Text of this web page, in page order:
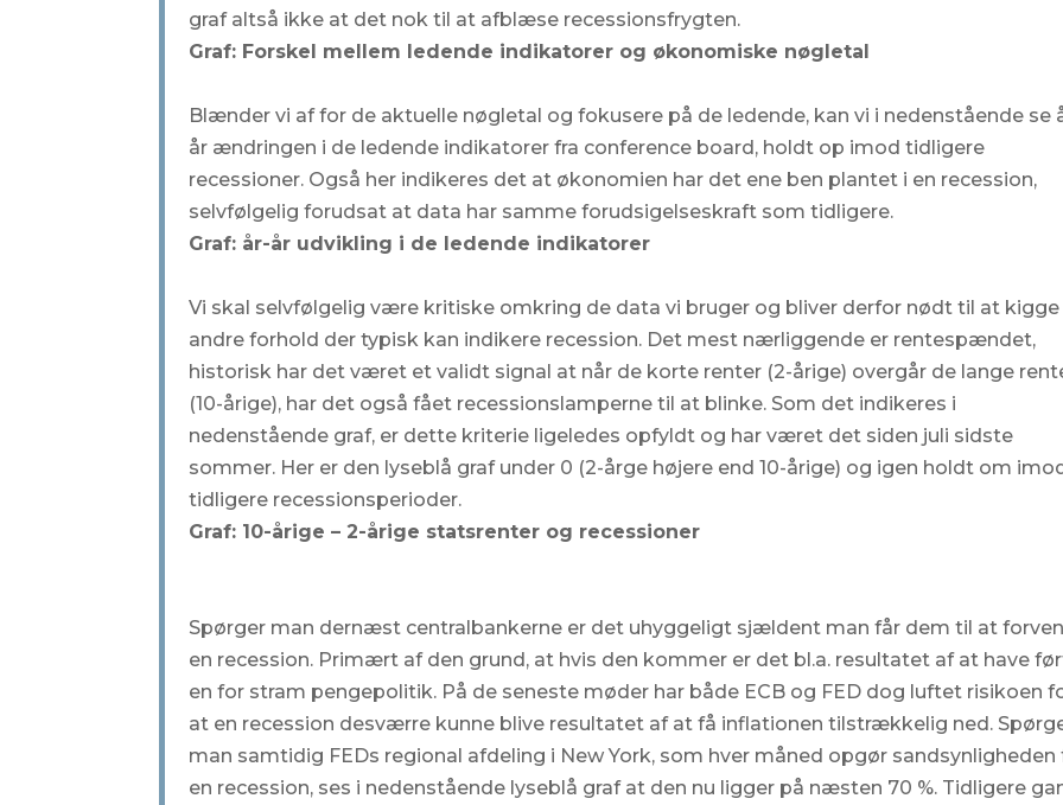
graf altså ikke at det nok til at afblæse recessionsfrygten.
Graf: Forskel mellem ledende indikatorer og økonomiske nøgletal
Blænder vi af for de aktuelle nøgletal og fokusere på de ledende, kan vi i nedenstående se
år ændringen i de ledende indikatorer fra conference board, holdt op imod tidligere
recessioner. Også her indikeres det at økonomien har det ene ben plantet i en recession,
selvfølgelig forudsat at data har samme forudsigelseskraft som tidligere.
Graf: år-år udvikling i de ledende indikatorer
Vi skal selvfølgelig være kritiske omkring de data vi bruger og bliver derfor nødt til at kigge
andre forhold der typisk kan indikere recession. Det mest nærliggende er rentespændet,
historisk har det været et validt signal at når de korte renter (2-årige) overgår de lange
(10-årige), har det også fået recessionslamperne til at blinke. Som det indikeres i
nedenstående graf, er dette kriterie ligeledes opfyldt og har været det siden juli sidste
sommer. Her er den lyseblå graf under 0 (2-årge højere end 10-årige) og igen holdt om
tidligere recessionsperioder.
Graf: 10-årige – 2-årige statsrenter og recessioner
Spørger man dernæst centralbankerne er det uhyggeligt sjældent man får dem til at
en recession. Primært af den grund, at hvis den kommer er det bl.a. resultatet af at have
en for stram pengepolitik. På de seneste møder har både ECB og FED dog luftet risikoen
at en recession desværre kunne blive resultatet af at få inflationen tilstrækkelig ned.
man samtidig FEDs regional afdeling i New York, som hver måned opgør sandsynligheden
en recession, ses i nedenstående lyseblå graf at den nu ligger på næsten 70 %. Tidligere